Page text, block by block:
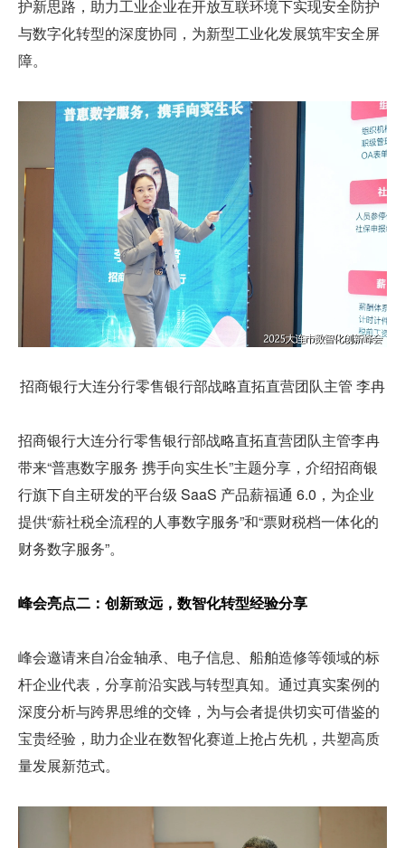
护新思路，助力工业企业在开放互联环境下实现安全防护
与数字化转型的深度协同，为新型工业化发展筑牢安全屏
障。
招商银行大连分行零售银行部战略直拓直营团队主管 李冉
招商银行大连分行零售银行部战略直拓直营团队主管李冉
带来“普惠数字服务 携手向实生长”主题分享，介绍招商银
行旗下自主研发的平台级 SaaS 产品薪福通 6.0，为企业
提供“薪社税全流程的人事数字服务”和“票财税档一体化的
财务数字服务”。
峰会亮点二：创新致远，数智化转型经验分享
峰会邀请来自冶金轴承、电子信息、船舶造修等领域的标
杆企业代表，分享前沿实践与转型真知。通过真实案例的
深度分析与跨界思维的交锋，为与会者提供切实可借鉴的
宝贵经验，助力企业在数智化赛道上抢占先机，共塑高质
量发展新范式。